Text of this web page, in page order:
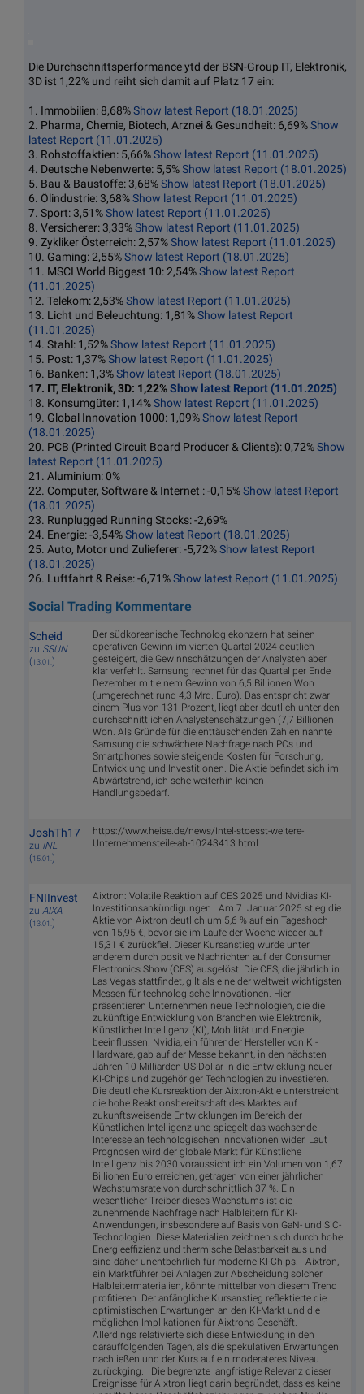
Die Durchschnittsperformance ytd der BSN-Group IT, Elektronik,
3D ist 1,22% und reiht sich damit auf Platz 17 ein:
1. Immobilien: 8,68%Show latest Report (18.01.2025)
2. Pharma, Chemie, Biotech, Arznei & Gesundheit: 6,69%Show
latest Report (11.01.2025)
3. Rohstoffaktien: 5,66%Show latest Report (11.01.2025)
4. Deutsche Nebenwerte: 5,5%Show latest Report (18.01.2025)
5. Bau & Baustoffe: 3,68%Show latest Report (18.01.2025)
6. Ölindustrie: 3,68%Show latest Report (11.01.2025)
7. Sport: 3,51%Show latest Report (11.01.2025)
8. Versicherer: 3,33%Show latest Report (11.01.2025)
9. Zykliker Österreich: 2,57%Show latest Report (11.01.2025)
10. Gaming: 2,55%Show latest Report (18.01.2025)
11. MSCI World Biggest 10: 2,54%Show latest Report
(11.01.2025)
12. Telekom: 2,53%Show latest Report (11.01.2025)
13. Licht und Beleuchtung: 1,81%Show latest Report
(11.01.2025)
14. Stahl: 1,52%Show latest Report (11.01.2025)
15. Post: 1,37%Show latest Report (11.01.2025)
16. Banken: 1,3%Show latest Report (18.01.2025)
17. IT, Elektronik, 3D: 1,22%Show latest Report (11.01.2025)
18. Konsumgüter: 1,14%Show latest Report (11.01.2025)
19. Global Innovation 1000: 1,09%Show latest Report
(18.01.2025)
20. PCB (Printed Circuit Board Producer & Clients): 0,72%Show
latest Report (11.01.2025)
21. Aluminium: 0%
22. Computer, Software & Internet : -0,15%Show latest Report
(18.01.2025)
23. Runplugged Running Stocks: -2,69%
24. Energie: -3,54%Show latest Report (18.01.2025)
25. Auto, Motor und Zulieferer: -5,72%Show latest Report
(18.01.2025)
26. Luftfahrt & Reise: -6,71%Show latest Report (11.01.2025)
Social Trading Kommentare
Scheid
zu SSUN
( 13.01.)
Der südkoreanische Technologiekonzern hat seinen
operativen Gewinn im vierten Quartal 2024 deutlich
gesteigert, die Gewinnschätzungen der Analysten aber
klar verfehlt. Samsung rechnet für das Quartal per Ende
Dezember mit einem Gewinn von 6,5 Billionen Won
(umgerechnet rund 4,3 Mrd. Euro). Das entspricht zwar
einem Plus von 131 Prozent, liegt aber deutlich unter den
durchschnittlichen Analystenschätzungen (7,7 Billionen
Won. Als Gründe für die enttäuschenden Zahlen nannte
Samsung die schwächere Nachfrage nach PCs und
Smartphones sowie steigende Kosten für Forschung,
Entwicklung und Investitionen. Die Aktie befindet sich im
Abwärtstrend, ich sehe weiterhin keinen
Handlungsbedarf.
JoshTh17
zu INL
( 15.01.)
https://www.heise.de/news/Intel-stoesst-weitere-
Unternehmensteile-ab-10243413.html
FNIInvest
zu AIXA
( 13.01.)
Aixtron: Volatile Reaktion auf CES 2025 und Nvidias KI-
Investitionsankündigungen Am 7. Januar 2025 stieg die
Aktie von Aixtron deutlich um 5,6 % auf ein Tageshoch
von 15,95 €, bevor sie im Laufe der Woche wieder auf
15,31 € zurückfiel. Dieser Kursanstieg wurde unter
anderem durch positive Nachrichten auf der Consumer
Electronics Show (CES) ausgelöst. Die CES, die jährlich in
Las Vegas stattfindet, gilt als eine der weltweit wichtigsten
Messen für technologische Innovationen. Hier
präsentieren Unternehmen neue Technologien, die die
zukünftige Entwicklung von Branchen wie Elektronik,
Künstlicher Intelligenz (KI), Mobilität und Energie
beeinflussen. Nvidia, ein führender Hersteller von KI-
Hardware, gab auf der Messe bekannt, in den nächsten
Jahren 10 Milliarden US-Dollar in die Entwicklung neuer
KI-Chips und zugehöriger Technologien zu investieren.
Die deutliche Kursreaktion der Aixtron-Aktie unterstreicht
die hohe Reaktionsbereitschaft des Marktes auf
zukunftsweisende Entwicklungen im Bereich der
Künstlichen Intelligenz und spiegelt das wachsende
Interesse an technologischen Innovationen wider. Laut
Prognosen wird der globale Markt für Künstliche
Intelligenz bis 2030 voraussichtlich ein Volumen von 1,67
Billionen Euro erreichen, getragen von einer jährlichen
Wachstumsrate von durchschnittlich 37 %. Ein
wesentlicher Treiber dieses Wachstums ist die
zunehmende Nachfrage nach Halbleitern für KI-
Anwendungen, insbesondere auf Basis von GaN- und SiC-
Technologien. Diese Materialien zeichnen sich durch hohe
Energieeffizienz und thermische Belastbarkeit aus und
sind daher unentbehrlich für moderne KI-Chips. Aixtron,
ein Marktführer bei Anlagen zur Abscheidung solcher
Halbleitermaterialien, könnte mittelbar von diesem Trend
profitieren. Der anfängliche Kursanstieg reflektierte die
optimistischen Erwartungen an den KI-Markt und die
möglichen Implikationen für Aixtrons Geschäft.
Allerdings relativierte sich diese Entwicklung in den
darauffolgenden Tagen, als die spekulativen Erwartungen
nachließen und der Kurs auf ein moderateres Niveau
zurückging. Die begrenzte langfristige Relevanz dieser
Ereignisse für Aixtron liegt darin begründet, dass es keine